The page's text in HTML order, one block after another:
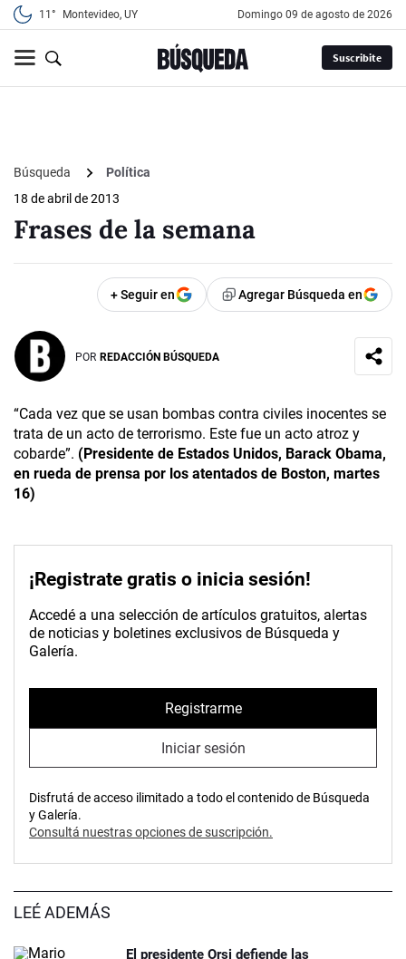
11° Montevideo, UY domingo 09 de agosto de 2026
Suscribite
Búsqueda
Política
18 de abril de 2013
Frases de la semana
+ Seguir en Agregar Búsqueda en
POR REDACCIÓN BÚSQUEDA
“Cada vez que se usan bombas contra civiles inocentes se
trata de un acto de terrorismo. Este fue un acto atroz y
cobarde”. (Presidente de Estados Unidos, Barack Obama,
en rueda de prensa por los atentados de Boston, martes
16)
¡Registrate gratis o inicia sesión!
Accedé a una selección de artículos gratuitos, alertas
de noticias y boletines exclusivos de Búsqueda y
Galería.
Registrarme
Iniciar sesión
Disfrutá de acceso ilimitado a todo el contenido de Búsqueda
y Galería.
Consultá nuestras opciones de suscripción.
LEÉ ADEMÁS
El presidente Orsi defiende las